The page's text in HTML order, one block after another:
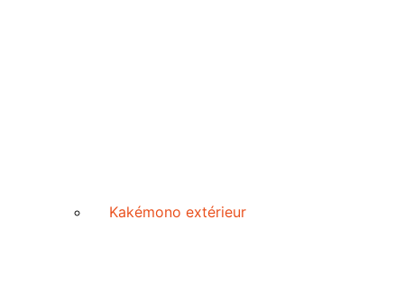
Kakémono extérieur